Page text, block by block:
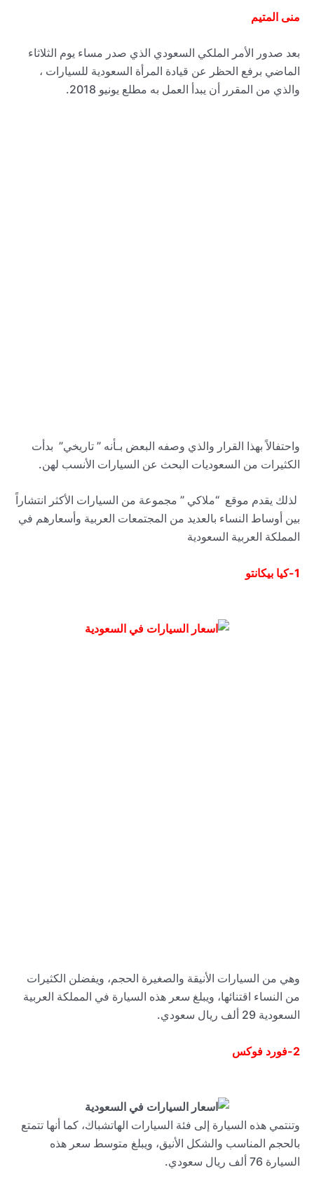
منى المتيم
بعد صدور الأمر الملكي السعودي الذي صدر مساء يوم الثلاثاء
الماضي برفع الحظر عن قيادة المرأة السعودية للسيارات ،
والذي من المقرر أن يبدأ العمل به مطلع يونيو 2018.
واحتفالاً بهذا القرار والذي وصفه البعض بـأنه ” تاريخي” بدأت
الكثيرات من السعوديات البحث عن السيارات الأنسب لهن.
لذلك يقدم موقع “ملاكي ” مجموعة من السيارات الأكثر انتشاراً
بين أوساط النساء بالعديد من المجتمعات العربية وأسعارهم في
المملكة العربية السعودية
1- كيا بيكانتو
وهي من السيارات الأنيقة والصغيرة الحجم، ويفضلن الكثيرات
من النساء اقتنائها، ويبلغ سعر هذه السيارة في المملكة العربية
السعودية 29 ألف ريال سعودي.
2- فورد فوكس
وتنتمي هذه السيارة إلى فئة السيارات الهاتشباك، كما أنها تتمتع
بالحجم المناسب والشكل الأنيق، ويبلغ متوسط سعر هذه
السيارة 76 ألف ريال سعودي.